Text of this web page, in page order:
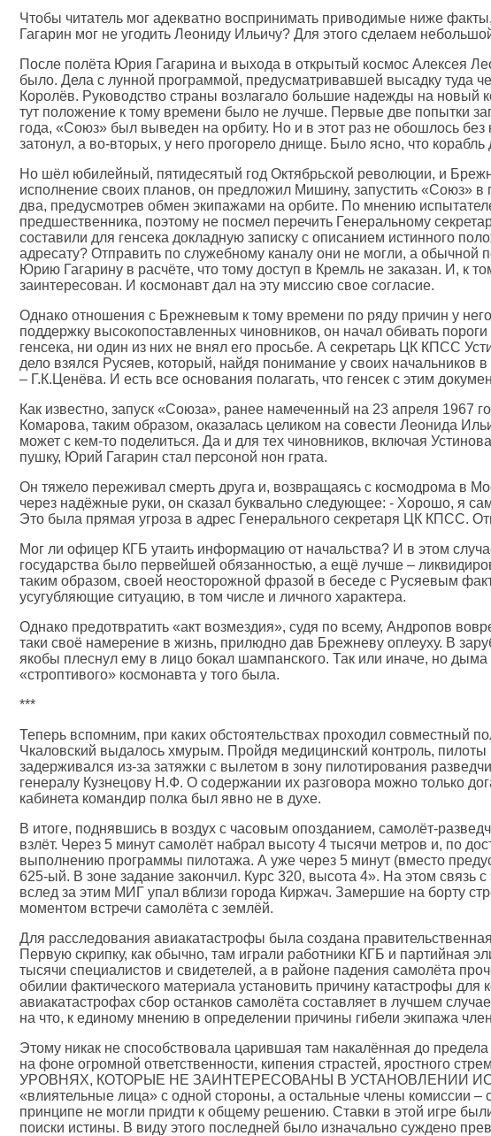
Чтобы читатель мог адекватно воспринимать приводимые ниже
Гагарин мог не угодить Леониду Ильичу? Для этого сделаем
После полёта Юрия Гагарина и выхода в открытый космос Алексея
было. Дела с лунной программой, предусматривавшей высадку туда
Королёв. Руководство страны возлагало большие надежды на
тут положение к тому времени было не лучше. Первые две попытки
года, «Союз» был выведен на орбиту. Но и в этот раз не обошлось
затонул, а во-вторых, у него прогорело днище. Было ясно, что
Но шёл юбилейный, пятидесятый год Октябрьской революции, и
исполнение своих планов, он предложил Мишину, запустить «Союз»
два, предусмотрев обмен экипажами на орбите. По мнению
предшественника, поэтому не посмел перечить Генеральному
составили для генсека докладную записку с описанием истинного
адресату? Отправить по служебному каналу они не могли, а
Юрию Гагарину в расчёте, что тому доступ в Кремль не заказан. И, к
заинтересован. И космонавт дал на эту миссию свое согласие.
Однако отношения с Брежневым к тому времени по ряду причин у
поддержку высокопоставленных чиновников, он начал обивать
генсека, ни один из них не внял его просьбе. А секретарь ЦК КПСС
дело взялся Русяев, который, найдя понимание у своих начальников
– Г.К.Ценёва. И есть все основания полагать, что генсек с этим
Как известно, запуск «Союза», ранее намеченный на 23 апреля 1967
Комарова, таким образом, оказалась целиком на совести Леонида
может с кем-то поделиться. Да и для тех чиновников, включая
пушку, Юрий Гагарин стал персоной нон грата.
Он тяжело переживал смерть друга и, возвращаясь с космодрома в
через надёжные руки, он сказал буквально следующее: -
Это была прямая угроза в адрес Генерального секретаря ЦК КПСС.
Мог ли офицер КГБ утаить информацию от начальства? И в этом
государства было первейшей обязанностью, а ещё лучше –
таким образом, своей неосторожной фразой в беседе с Русяевым
усугубляющие ситуацию, в том числе и личного характера.
Однако предотвратить «акт возмездия», судя по всему, Андропов
таки своё намерение в жизнь, прилюдно дав Брежневу оплеуху. В
якобы плеснул ему в лицо бокал шампанского. Так или иначе, но
«строптивого» космонавта у того была.
***
Теперь вспомним, при каких обстоятельствах проходил совместный
Чкаловский выдалось хмурым. Пройдя медицинский контроль,
задерживался из-за затяжки с вылетом в зону пилотирования
генералу Кузнецову Н.Ф. О содержании их разговора можно только
кабинета командир полка был явно не в духе.
В итоге, поднявшись в воздух с часовым опозданием, самолёт-
взлёт. Через 5 минут самолёт набрал высоту 4 тысячи метров и, по
выполнению программы пилотажа. А уже через 5 минут (вместо
625-ый. В зоне задание закончил. Курс 320, высота 4». На этом связь
вслед за этим МИГ упал вблизи города Киржач. Замершие на борту
моментом встречи самолёта с землёй.
Для расследования авиакатастрофы была создана
Первую скрипку, как обычно, там играли работники КГБ и
тысячи специалистов и свидетелей, а в районе падения самолёта
обилии фактического материала установить причину катастрофы для
авиакатастрофах сбор останков самолёта составляет в лучшем
на что, к единому мнению в определении причины гибели экипажа
Этому никак не способствовала царившая там накалённая до
на фоне огромной ответственности, кипения страстей,
УРОВНЯХ, КОТОРЫЕ НЕ ЗАИНТЕРЕСОВАНЫ В УСТАНОВЛЕНИИ
«влиятельные лица» с одной стороны, а остальные члены комиссии –
принципе не могли придти к общему решению. Ставки в этой игре
поиски истины. В виду этого последней было изначально суждено